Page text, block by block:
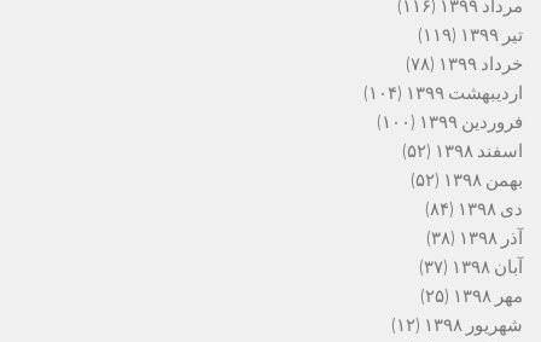
مرداد ۱۳۹۹
(۱۱۶)
تیر ۱۳۹۹
(۱۱۹)
خرداد ۱۳۹۹
(۷۸)
اردیبهشت ۱۳۹۹
(۱۰۴)
فروردین ۱۳۹۹
(۱۰۰)
اسفند ۱۳۹۸
(۵۲)
بهمن ۱۳۹۸
(۵۲)
دی ۱۳۹۸
(۸۴)
آذر ۱۳۹۸
(۳۸)
آبان ۱۳۹۸
(۳۷)
مهر ۱۳۹۸
(۲۵)
شهریور ۱۳۹۸
(۱۲)